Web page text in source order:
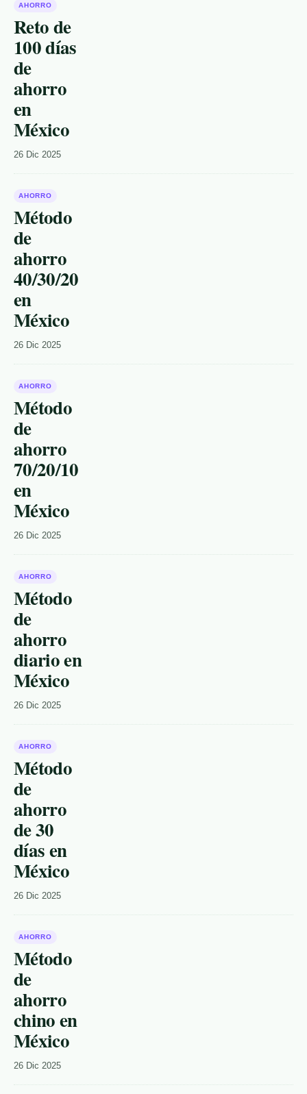
AHORRO
Reto de
100 días
de
ahorro
en
México
26 Dic 2025
AHORRO
Método
de
ahorro
40/30/20
en
México
26 Dic 2025
AHORRO
Método
de
ahorro
70/20/10
en
México
26 Dic 2025
AHORRO
Método
de
ahorro
diario en
México
26 Dic 2025
AHORRO
Método
de
ahorro
de 30
días en
México
26 Dic 2025
AHORRO
Método
de
ahorro
chino en
México
26 Dic 2025